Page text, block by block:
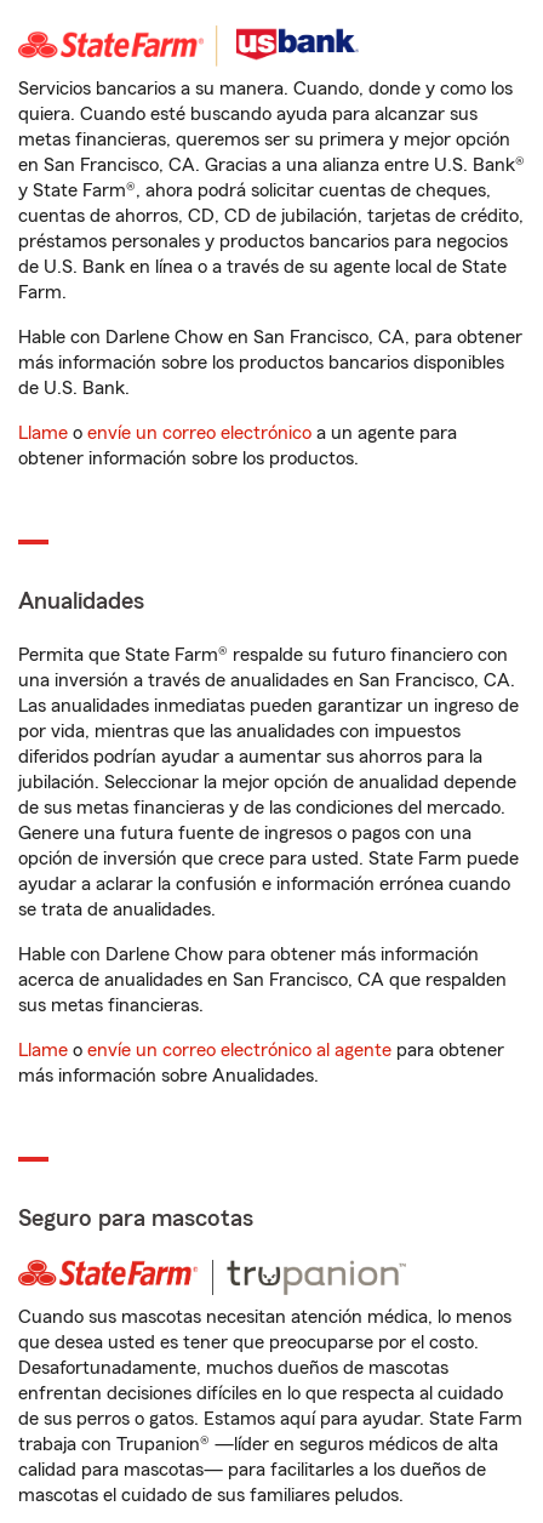
Servicios bancarios a su manera. Cuando, donde y como los
quiera. Cuando esté buscando ayuda para alcanzar sus
metas financieras, queremos ser su primera y mejor opción
en San Francisco, CA. Gracias a una alianza entre U.S. Bank®
y State Farm®, ahora podrá solicitar cuentas de cheques,
cuentas de ahorros, CD, CD de jubilación, tarjetas de crédito,
préstamos personales y productos bancarios para negocios
de U.S. Bank en línea o a través de su agente local de State
Farm.
Hable con Darlene Chow en San Francisco, CA, para obtener
más información sobre los productos bancarios disponibles
de U.S. Bank.
Llame o envíe un correo electrónico a un agente para
obtener información sobre los productos.
Anualidades
Permita que State Farm® respalde su futuro financiero con
una inversión a través de anualidades en San Francisco, CA.
Las anualidades inmediatas pueden garantizar un ingreso de
por vida, mientras que las anualidades con impuestos
diferidos podrían ayudar a aumentar sus ahorros para la
jubilación. Seleccionar la mejor opción de anualidad depende
de sus metas financieras y de las condiciones del mercado.
Genere una futura fuente de ingresos o pagos con una
opción de inversión que crece para usted. State Farm puede
ayudar a aclarar la confusión e información errónea cuando
se trata de anualidades.
Hable con Darlene Chow para obtener más información
acerca de anualidades en San Francisco, CA que respalden
sus metas financieras.
Llame o envíe un correo electrónico al agente para obtener
más información sobre Anualidades.
Seguro para mascotas
Cuando sus mascotas necesitan atención médica, lo menos
que desea usted es tener que preocuparse por el costo.
Desafortunadamente, muchos dueños de mascotas
enfrentan decisiones difíciles en lo que respecta al cuidado
de sus perros o gatos. Estamos aquí para ayudar. State Farm
trabaja con Trupanion® —líder en seguros médicos de alta
calidad para mascotas— para facilitarles a los dueños de
mascotas el cuidado de sus familiares peludos.